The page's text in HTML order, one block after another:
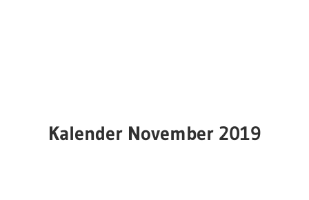
Kalender November 2019